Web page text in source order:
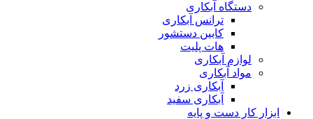
دستگاه آبکاری
ترانس آبکاری
کابین دستشور
هات پلیت
لوازم آبکاری
مواد آبکاری
آبکاری زرد
آبکاری سفید
ابزار کار دست و پایه